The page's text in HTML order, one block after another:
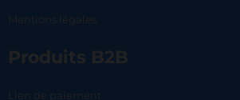
Mentions légales
Produits B2B
Lien de paiement